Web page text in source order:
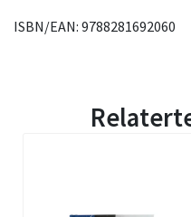
ISBN/EAN: 9788281692060